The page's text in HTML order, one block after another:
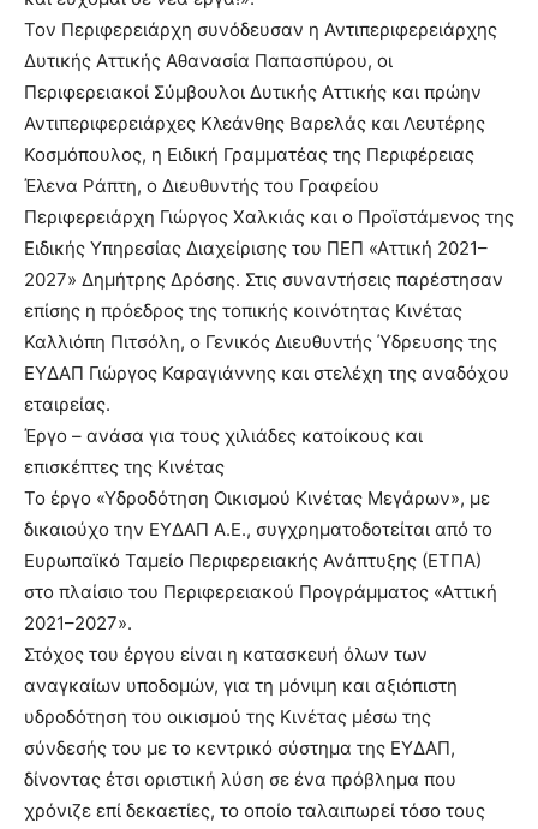
Τον Περιφερειάρχη συνόδευσαν η Αντιπεριφερειάρχης
Δυτικής Αττικής Αθανασία Παπασπύρου, οι
Περιφερειακοί Σύμβουλοι Δυτικής Αττικής και πρώην
Αντιπεριφερειάρχες Κλεάνθης Βαρελάς και Λευτέρης
Κοσμόπουλος, η Ειδική Γραμματέας της Περιφέρειας
Έλενα Ράπτη, ο Διευθυντής του Γραφείου
Περιφερειάρχη Γιώργος Χαλκιάς και ο Προϊστάμενος της
Ειδικής Υπηρεσίας Διαχείρισης του ΠΕΠ «Αττική 2021–
2027» Δημήτρης Δρόσης. Στις συναντήσεις παρέστησαν
επίσης η πρόεδρος της τοπικής κοινότητας Κινέτας
Καλλιόπη Πιτσόλη, ο Γενικός Διευθυντής Ύδρευσης της
ΕΥΔΑΠ Γιώργος Καραγιάννης και στελέχη της αναδόχου
εταιρείας.
Έργο – ανάσα για τους χιλιάδες κατοίκους και
επισκέπτες της Κινέτας
Το έργο «Υδροδότηση Οικισμού Κινέτας Μεγάρων», με
δικαιούχο την ΕΥΔΑΠ Α.Ε., συγχρηματοδοτείται από το
Ευρωπαϊκό Ταμείο Περιφερειακής Ανάπτυξης (ΕΤΠΑ)
στο πλαίσιο του Περιφερειακού Προγράμματος «Αττική
2021–2027».
Στόχος του έργου είναι η κατασκευή όλων των
αναγκαίων υποδομών, για τη μόνιμη και αξιόπιστη
υδροδότηση του οικισμού της Κινέτας μέσω της
σύνδεσής του με το κεντρικό σύστημα της ΕΥΔΑΠ,
δίνοντας έτσι οριστική λύση σε ένα πρόβλημα που
χρόνιζε επί δεκαετίες, το οποίο ταλαιπωρεί τόσο τους